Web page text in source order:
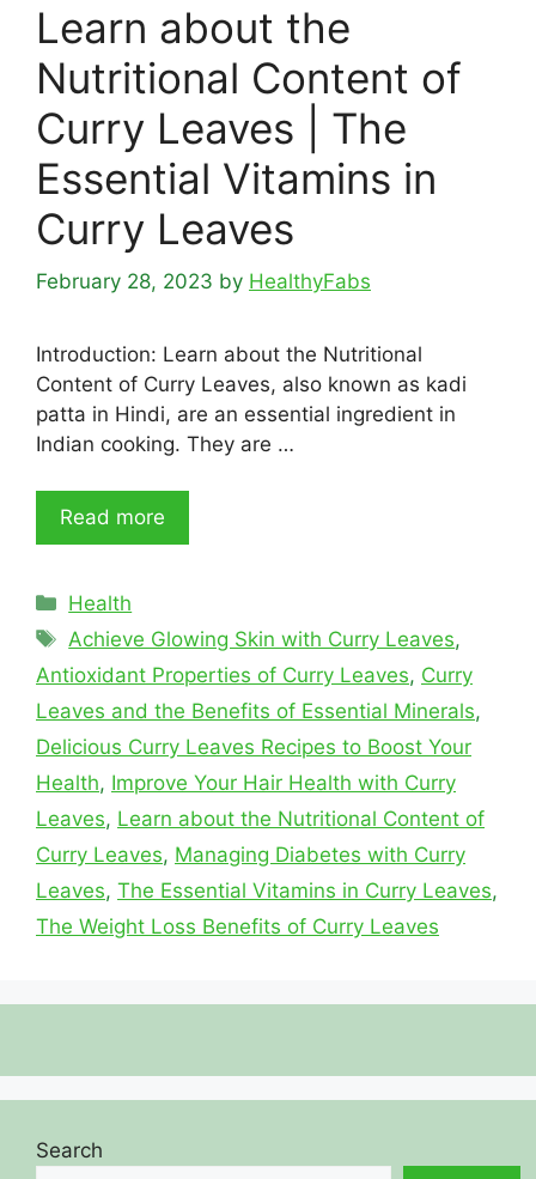
Learn about the
Nutritional Content of
Curry Leaves | The
Essential Vitamins in
Curry Leaves
February 28, 2023 by HealthyFabs
Introduction: Learn about the Nutritional
Content of Curry Leaves, also known as kadi
patta in Hindi, are an essential ingredient in
Indian cooking. They are …
Read more
Categories
Health
Tags
Achieve Glowing Skin with Curry Leaves,
Antioxidant Properties of Curry Leaves, Curry
Leaves and the Benefits of Essential Minerals,
Delicious Curry Leaves Recipes to Boost Your
Health, Improve Your Hair Health with Curry
Leaves, Learn about the Nutritional Content of
Curry Leaves, Managing Diabetes with Curry
Leaves, The Essential Vitamins in Curry Leaves,
The Weight Loss Benefits of Curry Leaves
Search